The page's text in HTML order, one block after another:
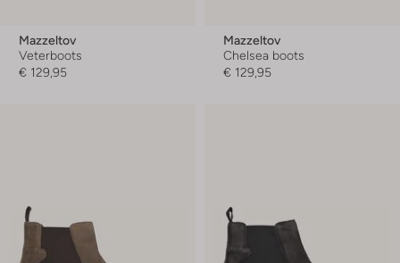
Mazzeltov
Veterboots
€ 129,95
Mazzeltov
Chelsea boots
€ 129,95